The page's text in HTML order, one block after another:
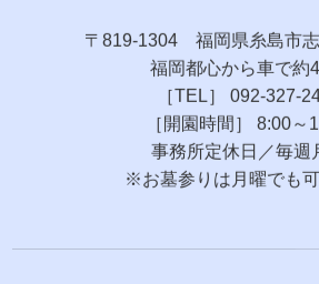
〒819-1304 福岡県糸島市
福岡都心から車で約
［TEL］ 092-327-
［開園時間］ 8:00～
事務所定休日／毎週
※お墓参りは月曜でも可